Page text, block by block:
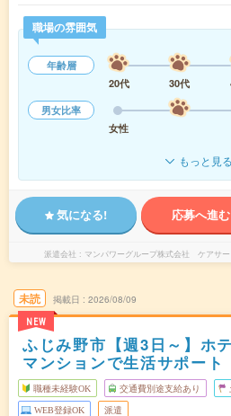
職場の雰囲気
年齢層
20代
30代
男女比率
女性
もっと見る
気になる! 応募へ進む
派遣会社 マンパワーグループ株式会社 ケアサ
未読
NEW
掲載日 2026/08/09
ふじみ野市【週3日～】ホ
マンションで生活サポート
職種未経験OK 交通費別途支給あり
WEB登録OK 派遣